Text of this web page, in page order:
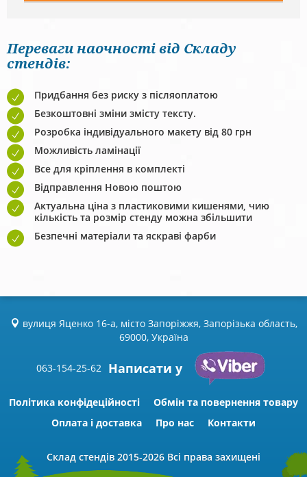
Переваги наочності від Складу
стендів:
Придбання без риску з післяоплатою
Безкоштовні зміни змісту тексту.
Розробка індивідуального макету від 80 грн
Можливість ламінації
Все для кріплення в комплекті
Відправлення Новою поштою
Актуальна ціна з пластиковими кишенями, чию
кількість та розмір стенду можна збільшити
Безпечні матеріали та яскраві фарби
вулиця Яценко 16-а, місто Запоріжжя, Запорізька область,
69000, Україна
063-154-25-62 Написати у
Політика конфідеційності
Обмін та повернення товару
Оплата і доставка
Про нас Контакти
Склад стендів 2015-2026 Всі права захищені